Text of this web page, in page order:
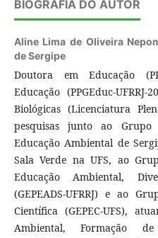
BIOGRAFIA DO AUTOR
Aline Lima de Oliveira
de Sergipe
Doutora em Educação
Educação (PPGEduc-
Biológicas (Licenciatura
pesquisas junto ao
Educação Ambiental de
Sala Verde na UFS, ao
Educação Ambiental,
(GEPEADS-UFRRJ) e ao
Científica (GEPEC-UFS),
Ambiental, Formação de